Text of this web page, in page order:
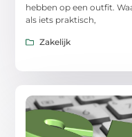
hebben op een outfit.
als iets praktisch,
Zakelijk